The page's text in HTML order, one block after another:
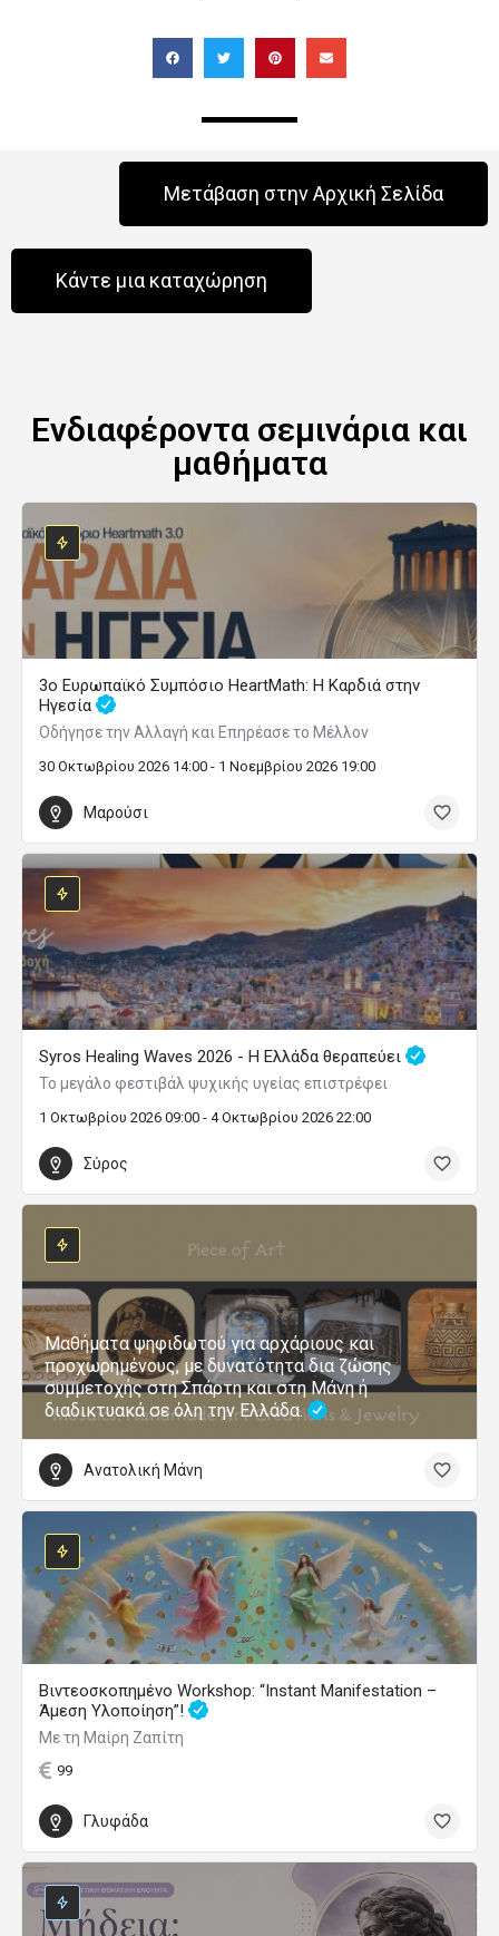
Μετάβαση στην Αρχική Σελίδα
Κάντε μια καταχώρηση
Ενδιαφέροντα σεμινάρια και
μαθήματα
3ο Ευρωπαϊκό Συμπόσιο HeartMath: Η Καρδιά στην
Ηγεσία
Οδήγησε την Αλλαγή και Επηρέασε το Μέλλον
30 Οκτωβρίου 2026 14:00 - 1 Νοεμβρίου 2026 19:00
Μαρούσι
Syros Healing Waves 2026 - Η Ελλάδα θεραπεύει
Το μεγάλο φεστιβάλ ψυχικής υγείας επιστρέφει
1 Οκτωβρίου 2026 09:00 - 4 Οκτωβρίου 2026 22:00
Σύρος
Μαθήματα ψηφιδωτού για αρχάριους και
προχωρημένους, με δυνατότητα δια ζώσης
συμμετοχής στη Σπάρτη και στη Μάνη ή
διαδικτυακά σε όλη την Ελλάδα.
Ανατολική Μάνη
Βιντεοσκοπημένο Workshop: “Instant Manifestation –
Άμεση Υλοποίηση”!
Με τη Μαίρη Ζαπίτη
99
Γλυφάδα